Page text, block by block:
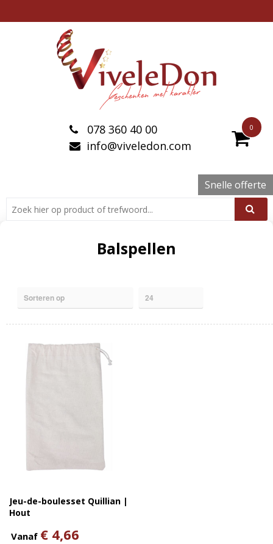
0
078 360 40 00
info@viveledon.com
Snelle offerte
Balspellen
Jeu-de-boulesset Quillian |
Hout
Vanaf € 4,66